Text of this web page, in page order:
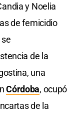
y Noelia
de femicidio
de la
una
Córdoba, ocupó
de la